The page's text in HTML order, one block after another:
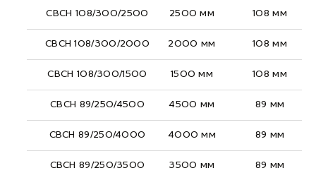
СВСН 108/300/2500 2500 мм 108 мм
СВСН 108/300/2000 2000 мм 108 мм
СВСН 108/300/1500 1500 мм 108 мм
СВСН 89/250/4500 4500 мм 89 мм
СВСН 89/250/4000 4000 мм 89 мм
СВСН 89/250/3500 3500 мм 89 мм